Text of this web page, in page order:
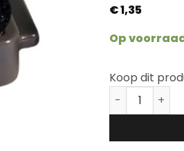
€1,35
Op
Koop dit
Scratch no